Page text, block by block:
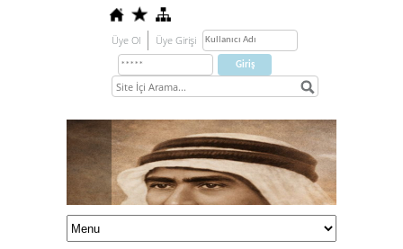
Üye Ol Üye Girişi